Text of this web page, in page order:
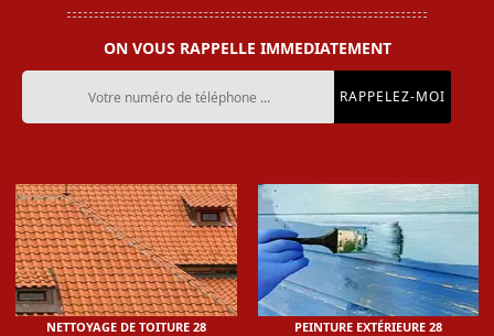
ON VOUS RAPPELLE IMMEDIATEMENT
NETTOYAGE DE TOITURE 28 PEINTURE EXTÉRIEURE 28